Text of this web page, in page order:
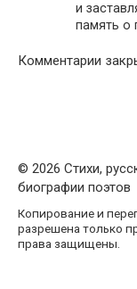
и
память о
Комментарии
© 2026 Стихи,
биографии поэтов
Копирование и
разрешена только
права защищены.